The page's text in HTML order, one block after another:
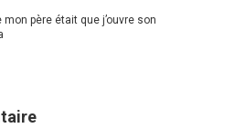
père était que j’ouvre son